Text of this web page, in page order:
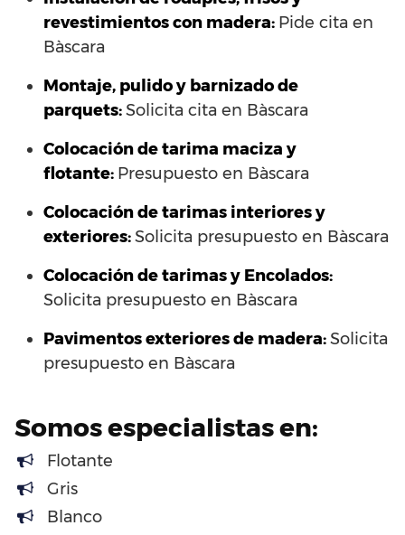
revestimientos con madera: Pide cita en
Bàscara
Montaje, pulido y barnizado de
parquets:Solicita cita en Bàscara
Colocación de tarima maciza y
flotante: Presupuesto en Bàscara
Colocación de tarimas interiores y
exteriores:Solicita presupuesto en Bàscara
Colocación de tarimas y Encolados:
Solicita presupuesto en Bàscara
Pavimentos exteriores de madera:Solicita
presupuesto en Bàscara
Somos especialistas en:
Flotante
Gris
Blanco